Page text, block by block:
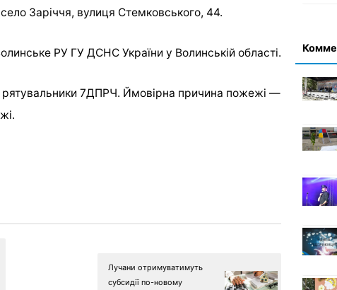
Заріччя, вулиця Стемковського, 44.
РУ ГУ ДСНС України у Волинській області.
рятувальники 7ДПРЧ. Ймовірна причина пожежі —
Лучани отримуватимуть
субсидії по-новому